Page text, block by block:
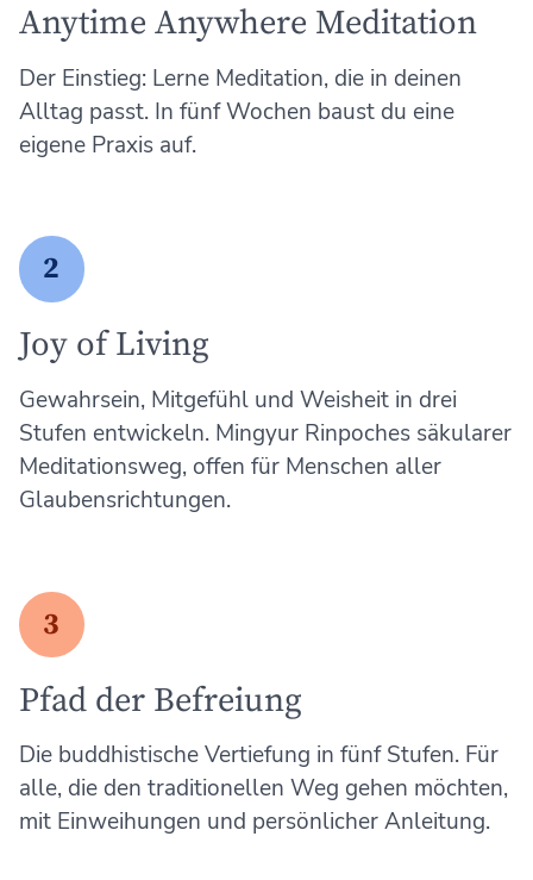
Anytime Anywhere Meditation
Der Einstieg: Lerne Meditation, die in deinen
Alltag passt. In fünf Wochen baust du eine
eigene Praxis auf.
2
Joy of Living
Gewahrsein, Mitgefühl und Weisheit in drei
Stufen entwickeln. Mingyur Rinpoches säkularer
Meditationsweg, offen für Menschen aller
Glaubensrichtungen.
3
Pfad der Befreiung
Die buddhistische Vertiefung in fünf Stufen. Für
alle, die den traditionellen Weg gehen möchten,
mit Einweihungen und persönlicher Anleitung.